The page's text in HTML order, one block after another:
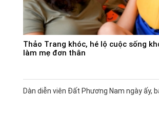
Thảo Trang khóc, hé lộ cuộc sống
làm mẹ đơn thân
Dàn diễn viên Đất Phương Nam ngày ấy,